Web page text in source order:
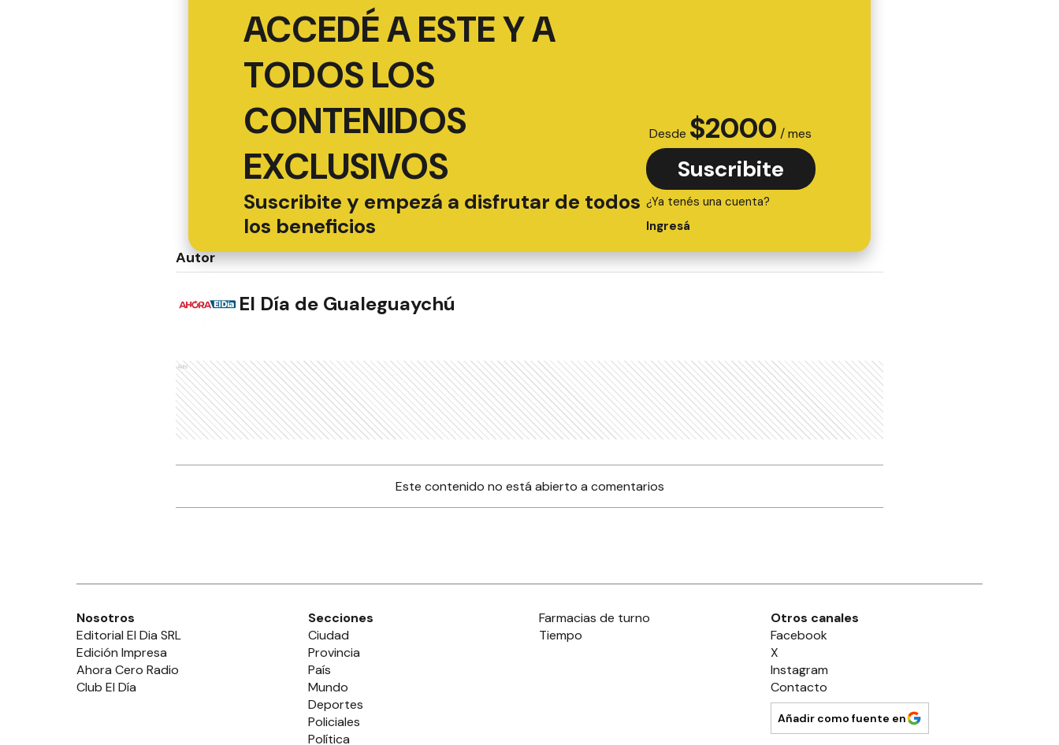
ACCEDÉ A ESTE Y A
TODOS LOS
CONTENIDOS
EXCLUSIVOS
Suscribite y empezá a disfrutar de todos
los beneficios
Desde $2000 / mes
Suscribite
¿Ya tenés una cuenta?
Ingresá
Autor
El Día de Gualeguaychú
Ads
Este contenido no está abierto a comentarios
Nosotros
Editorial El Dia SRL
Edición Impresa
Ahora Cero Radio
Club El Día
Secciones
Ciudad
Provincia
País
Mundo
Deportes
Policiales
Política
Farmacias de turno
Tiempo
Otros canales
Facebook
X
Instagram
Contacto
Añadir como fuente en